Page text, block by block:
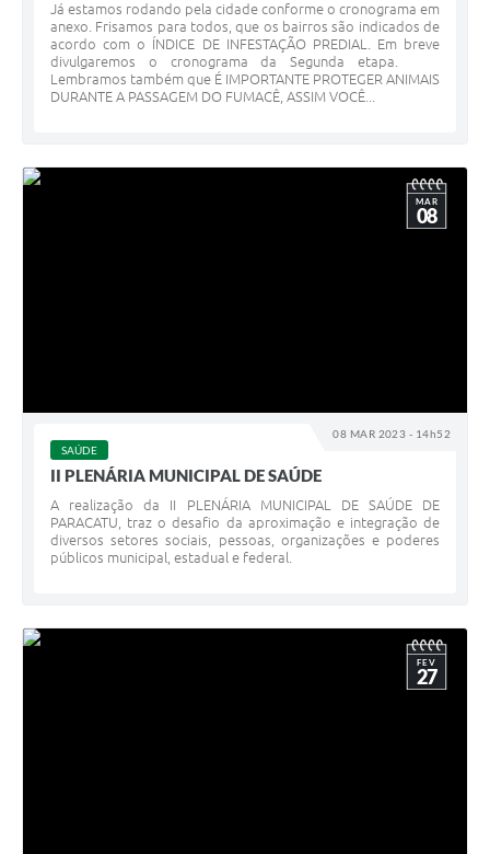
Já estamos rodando pela cidade conforme o cronograma em
anexo. Frisamos para todos, que os bairros são indicados de
acordo com o ÍNDICE DE INFESTAÇÃO PREDIAL. Em breve
divulgaremos o cronograma da Segunda etapa.
Lembramos também que É IMPORTANTE PROTEGER ANIMAIS
DURANTE A PASSAGEM DO FUMACÊ, ASSIM VOCÊ...
08 MAR 2023 - 14h52
MAR
08
SAÚDE
II PLENÁRIA MUNICIPAL DE SAÚDE
A realização da II PLENÁRIA MUNICIPAL DE SAÚDE DE
PARACATU, traz o desafio da aproximação e integração de
diversos setores sociais, pessoas, organizações e poderes
públicos municipal, estadual e federal.
FEV
27